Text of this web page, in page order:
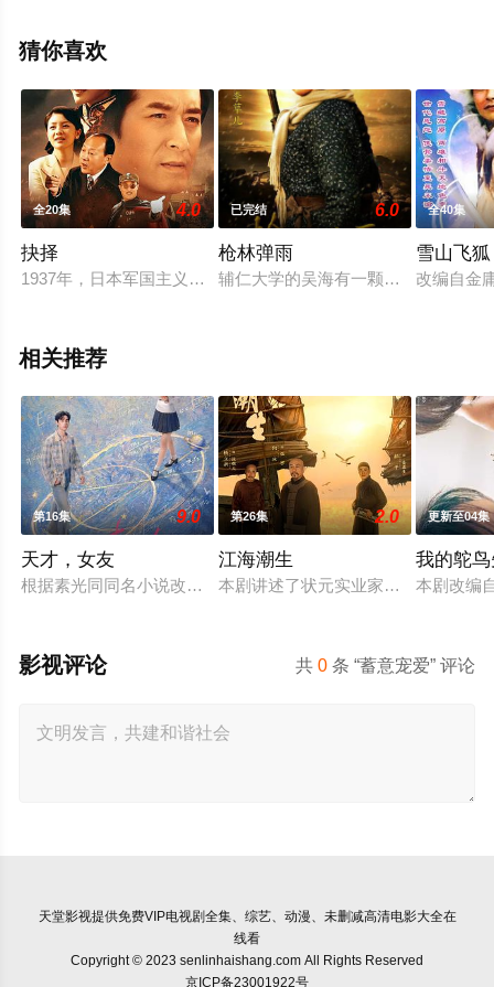
费观看高清无删减完整版电视剧全集就上天堂电影网，更
了解。
猜你喜欢
全20集 4.0
抉择
1937年，日本军国主义的铁蹄践踏了文明古城北平。著名学界
已完结 6.0
枪林弹雨
辅仁大学的吴海有一颗报国之心，却
全40集
雪山飞狐
改编自金
相关推荐
第16集 9.0
天才，女友
根据素光同同名小说改编。江逾白长大以后，林知夏忽然对他
第26集 2.0
江海潮生
本剧讲述了状元实业家张謇创办大生
更新至04集
我的鸵
本剧改编
共0 条 “蓄意宠爱” 评论
影视评论
天堂影视提供免费VIP电视剧全集、综艺、动漫、未删减高清电影大全在
线看
Copyright © 2023 senlinhaishang.com All Rights Reserved
京ICP备23001922号